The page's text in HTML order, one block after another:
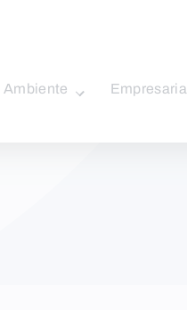
Ambiente Empresarial